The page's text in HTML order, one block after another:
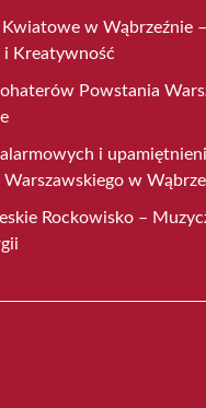
w Wąbrzeźnie
Kreatywność
Powstania
i
Warszawskiego w
Rockowisko –